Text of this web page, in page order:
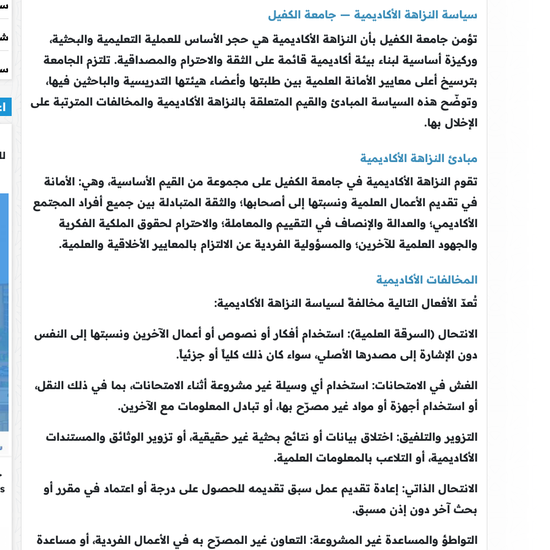
سياسة النزاهة الأكاديمية — جامعة الكفيل
تؤمن جامعة الكفيل بأن النزاهة الأكاديمية هي حجر الأساس للعملية التعليمية والبحثية،
وركيزة أساسية لبناء بيئة أكاديمية قائمة على الثقة والاحترام والمصداقية. تلتزم الجامعة
بترسيخ أعلى معايير الأمانة العلمية بين طلبتها وأعضاء هيئتها التدريسية والباحثين فيها،
وتوضّح هذه السياسة المبادئ والقيم المتعلقة بالنزاهة الأكاديمية والمخالفات المترتبة على
الإخلال بها.
مبادئ النزاهة الأكاديمية
تقوم النزاهة الأكاديمية في جامعة الكفيل على مجموعة من القيم الأساسية، وهي: الأمانة
في تقديم الأعمال العلمية ونسبتها إلى أصحابها؛ والثقة المتبادلة بين جميع أفراد المجتمع
الأكاديمي؛ والعدالة والإنصاف في التقييم والمعاملة؛ والاحترام لحقوق الملكية الفكرية
والجهود العلمية للآخرين؛ والمسؤولية الفردية عن الالتزام بالمعايير الأخلاقية والعلمية.
المخالفات الأكاديمية
تُعدّ الأفعال التالية مخالفةً لسياسة النزاهة الأكاديمية:
الانتحال (السرقة العلمية): استخدام أفكار أو نصوص أو أعمال الآخرين ونسبتها إلى النفس
دون الإشارة إلى مصدرها الأصلي، سواء كان ذلك كلياً أو جزئياً.
الغش في الامتحانات: استخدام أي وسيلة غير مشروعة أثناء الامتحانات، بما في ذلك النقل،
أو استخدام أجهزة أو مواد غير مصرّح بها، أو تبادل المعلومات مع الآخرين.
التزوير والتلفيق: اختلاق بيانات أو نتائج بحثية غير حقيقية، أو تزوير الوثائق والمستندات
الأكاديمية، أو التلاعب بالمعلومات العلمية.
الانتحال الذاتي: إعادة تقديم عمل سبق تقديمه للحصول على درجة أو اعتماد في مقرر أو
بحث آخر دون إذن مسبق.
التواطؤ والمساعدة غير المشروعة: التعاون غير المصرّح به في الأعمال الفردية، أو مساعدة